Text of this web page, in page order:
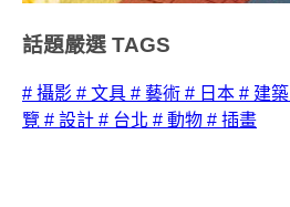
話題嚴選 TAGS
# 攝影 # 文具 # 藝術 # 日本 # 建築
覽 # 設計 # 台北 # 動物 # 插畫